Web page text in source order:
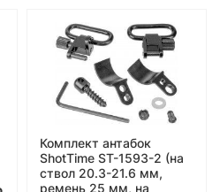
Комплект антабок
ShotTime ST-1593-2 (на
ствол 20.3-21.6 мм,
ремень 25 мм, на